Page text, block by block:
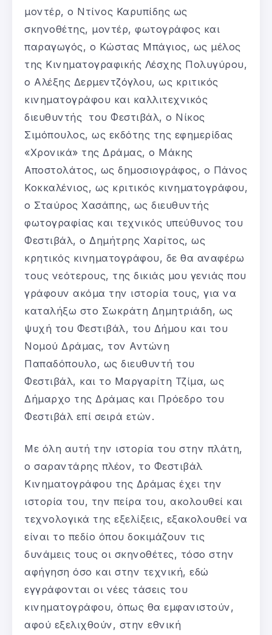
μοντέρ, ο Ντίνος Καρυπίδης ως
σκηνοθέτης, μοντέρ, φωτογράφος και
παραγωγός, ο Κώστας Μπάγιος, ως μέλος
της Κινηματογραφικής Λέσχης Πολυγύρου,
ο Αλέξης Δερμεντζόγλου, ως κριτικός
κινηματογράφου και καλλιτεχνικός
διευθυντής του Φεστιβάλ, ο Νίκος
Σιμόπουλος, ως εκδότης της εφημερίδας
«Χρονικά» της Δράμας, ο Μάκης
Αποστολάτος, ως δημοσιογράφος, ο Πάνος
Κοκκαλένιος, ως κριτικός κινηματογράφου,
ο Σταύρος Χασάπης, ως διευθυντής
φωτογραφίας και τεχνικός υπεύθυνος του
Φεστιβάλ, ο Δημήτρης Χαρίτος, ως
κρητικός κινηματογράφου, δε θα αναφέρω
τους νεότερους, της δικιάς μου γενιάς που
γράφουν ακόμα την ιστορία τους, για να
καταλήξω στο Σωκράτη Δημητριάδη, ως
ψυχή του Φεστιβάλ, του Δήμου και του
Νομού Δράμας, τον Αντώνη
Παπαδόπουλο, ως διευθυντή του
Φεστιβάλ, και το Μαργαρίτη Τζίμα, ως
Δήμαρχο της Δράμας και Πρόεδρο του
Φεστιβάλ επί σειρά ετών.
Με όλη αυτή την ιστορία του στην πλάτη,
ο σαραντάρης πλέον, το Φεστιβάλ
Κινηματογράφου της Δράμας έχει την
ιστορία του, την πείρα του, ακολουθεί και
τεχνολογικά της εξελίξεις, εξακολουθεί να
είναι το πεδίο όπου δοκιμάζουν τις
δυνάμεις τους οι σκηνοθέτες, τόσο στην
αφήγηση όσο και στην τεχνική, εδώ
εγγράφονται οι νέες τάσεις του
κινηματογράφου, όπως θα εμφανιστούν,
αφού εξελιχθούν, στην εθνική